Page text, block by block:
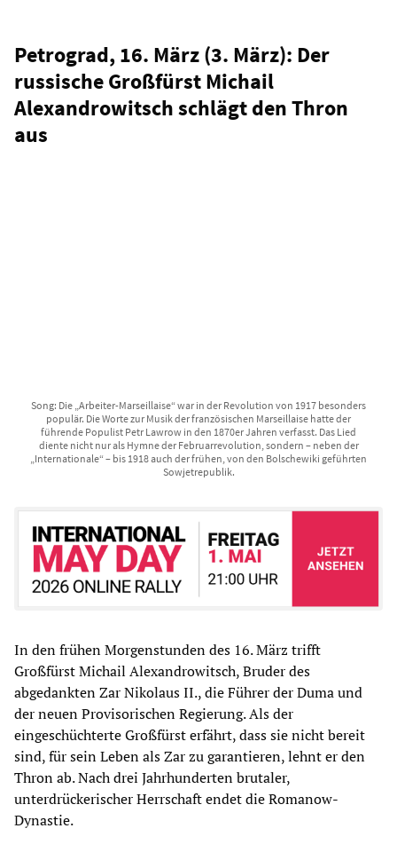
Petrograd, 16. März (3. März): Der
russische Großfürst Michail
Alexandrowitsch schlägt den Thron
aus
Song: Die „Arbeiter-Marseillaise“ war in der Revolution von 1917 besonders
populär. Die Worte zur Musik der französischen Marseillaise hatte der
führende Populist Petr Lawrow in den 1870er Jahren verfasst. Das Lied
diente nicht nur als Hymne der Februarrevolution, sondern – neben der
„Internationale“ – bis 1918 auch der frühen, von den Bolschewiki geführten
Sowjetrepublik.
In den frühen Morgenstunden des 16. März trifft
Großfürst Michail Alexandrowitsch, Bruder des
abgedankten Zar Nikolaus II., die Führer der Duma und
der neuen Provisorischen Regierung. Als der
eingeschüchterte Großfürst erfährt, dass sie nicht bereit
sind, für sein Leben als Zar zu garantieren, lehnt er den
Thron ab. Nach drei Jahrhunderten brutaler,
unterdrückerischer Herrschaft endet die Romanow-
Dynastie.